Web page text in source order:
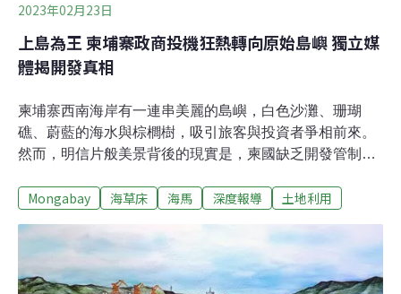
樣性環環相扣，藍碳生態系服務價值除了碳匯貢獻，還能
增加生物多樣性。以碳吸存能力來說，紅樹林是海草床的
五倍、陸域森林的26倍，
2023年02月23日
上島為王 柬埔寨政商投機狂熱轉向原始島嶼 獨立媒
體揭開發真相
柬埔寨西南海岸有一連串美麗的島嶼，白色沙灘、珊瑚
礁、蔚藍的海水與棕櫚樹，吸引旅客與投資者爭相前來。
然而，明信片般美景背後的現實是，柬國缺乏開發管制，
府、跟旅遊巨頭自2000年來不斷地利用海島的旅遊資源獲
2010年後變得更加猖獗，直到COVID-19疫情爆發才突然
中止。但隨著疫情趨緩、限制鬆綁，柬埔寨戈公省議會主
席Kay Samroum去（2022）年2月宣布，該省即將開發35
Mongabay 海草床 海馬 深度報導 土地利用